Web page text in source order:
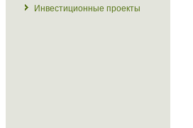
Инвестиционные проекты